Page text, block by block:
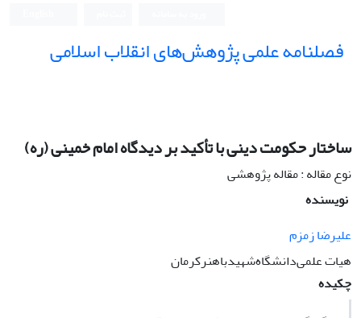
فصلنامه علمی پژوهش‌های انقلاب اسلامی
ساختار حکومت دینی با تأکید بر دیدگاه امام خمینی (ره)
نوع مقاله : مقاله پژوهشی
نویسنده
علیرضا زمزم
هیات علمی‌دانشگاه‌شهیدباهنرکرمان
چکیده